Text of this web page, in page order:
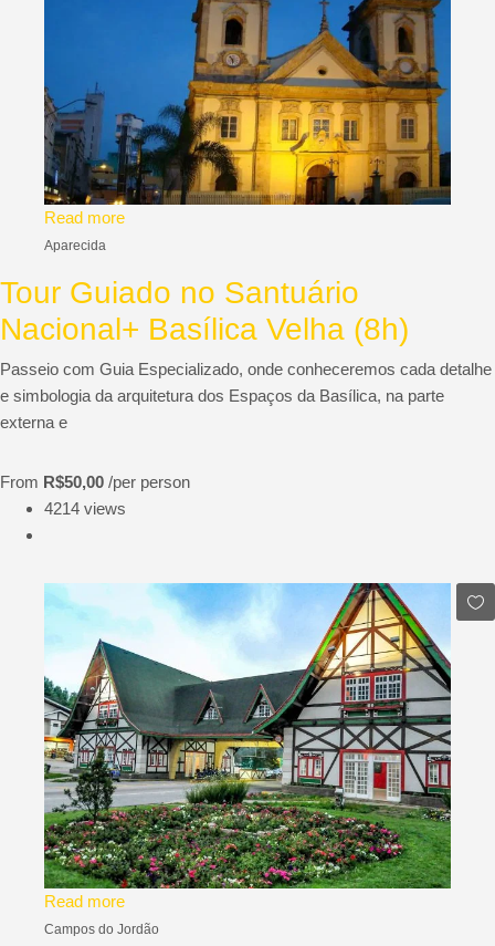
Read more
Aparecida
Tour Guiado no Santuário
Nacional+ Basílica Velha (8h)
Passeio com Guia Especializado, onde conheceremos cada detalhe
e simbologia da arquitetura dos Espaços da Basílica, na parte
externa e
From R$50,00 /per person
4214 views
Read more
Campos do Jordão